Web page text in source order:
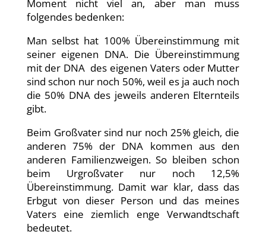
Moment nicht viel an, aber man muss
folgendes bedenken:
Man selbst hat 100% Übereinstimmung mit
seiner eigenen DNA. Die Übereinstimmung
mit der DNA des eigenen Vaters oder Mutter
sind schon nur noch 50%, weil es ja auch noch
die 50% DNA des jeweils anderen Elternteils
gibt.
Beim Großvater sind nur noch 25% gleich, die
anderen 75% der DNA kommen aus den
anderen Familienzweigen. So bleiben schon
beim Urgroßvater nur noch 12,5%
Übereinstimmung. Damit war klar, dass das
Erbgut von dieser Person und das meines
Vaters eine ziemlich enge Verwandtschaft
bedeutet.